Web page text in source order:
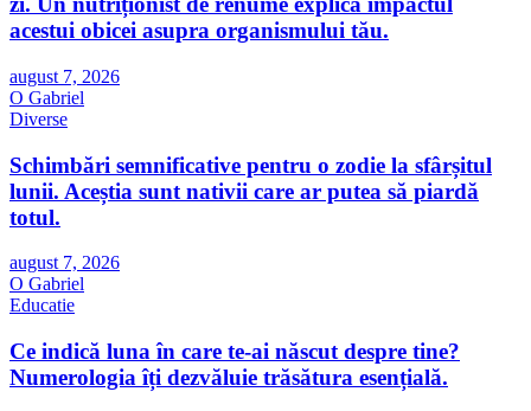
acestui obicei asupra organismului tău.
august 7, 2026
O Gabriel
Diverse
Schimbări semnificative pentru o zodie la sfârșitul
lunii. Aceștia sunt nativii care ar putea să piardă
totul.
august 7, 2026
O Gabriel
Educatie
Ce indică luna în care te-ai născut despre tine?
Numerologia îți dezvăluie trăsătura esențială.